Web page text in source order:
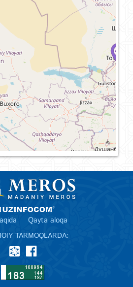
Qayta aloqa
TARMOQLARDA: